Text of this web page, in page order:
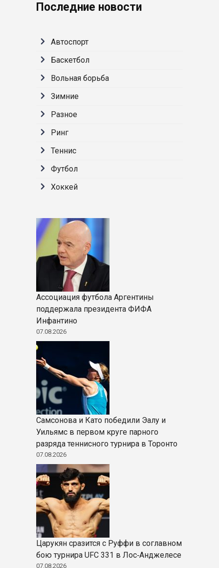
Последние новости
Автоспорт
Баскетбол
Вольная борьба
Зимние
Разное
Ринг
Теннис
Футбол
Хоккей
Ассоциация футбола Аргентины
поддержала президента ФИФА
Инфантино
07.08.2026
Самсонова и Като победили Эалу и
Уильямс в первом круге парного
разряда теннисного турнира в Торонто
07.08.2026
Царукян сразится с Руффи в соглавном
бою турнира UFC 331 в Лос‑Анджелесе
07.08.2026